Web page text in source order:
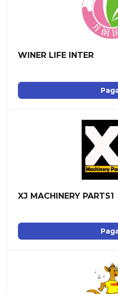
WINER LIFE INTER
XJ MACHINERY PARTS1